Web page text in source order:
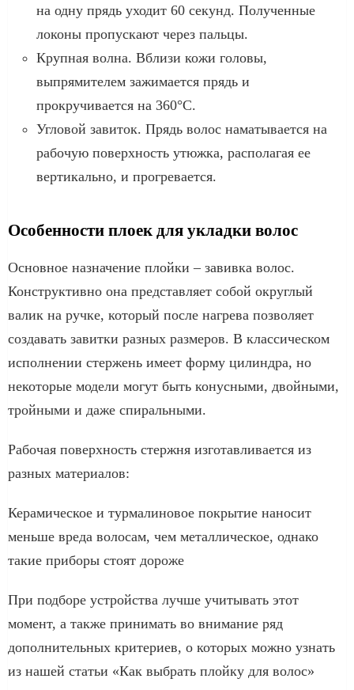
на одну прядь уходит 60 секунд. Полученные
локоны пропускают через пальцы.
Крупная волна. Вблизи кожи головы,
выпрямителем зажимается прядь и
прокручивается на 360°C.
Угловой завиток. Прядь волос наматывается на
рабочую поверхность утюжка, располагая ее
вертикально, и прогревается.
Особенности плоек для укладки волос
Основное назначение плойки – завивка волос.
Конструктивно она представляет собой округлый
валик на ручке, который после нагрева позволяет
создавать завитки разных размеров. В классическом
исполнении стержень имеет форму цилиндра, но
некоторые модели могут быть конусными, двойными,
тройными и даже спиральными.
Рабочая поверхность стержня изготавливается из
разных материалов:
Керамическое и турмалиновое покрытие наносит
меньше вреда волосам, чем металлическое, однако
такие приборы стоят дороже
При подборе устройства лучше учитывать этот
момент, а также принимать во внимание ряд
дополнительных критериев, о которых можно узнать
из нашей статьи «Как выбрать плойку для волос»